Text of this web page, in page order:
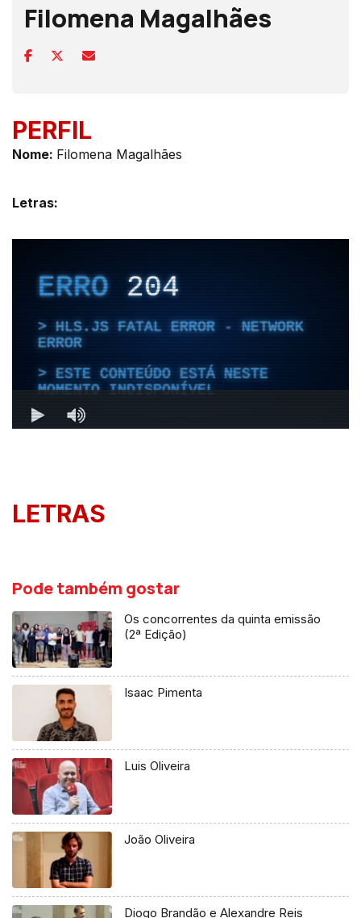
Filomena Magalhães
PERFIL
Nome: Filomena Magalhães
Letras:
LETRAS
Pode também gostar
Os concorrentes da quinta emissão
(2ª Edição)
Isaac Pimenta
Luis Oliveira
João Oliveira
Diogo Brandão e Alexandre Reis